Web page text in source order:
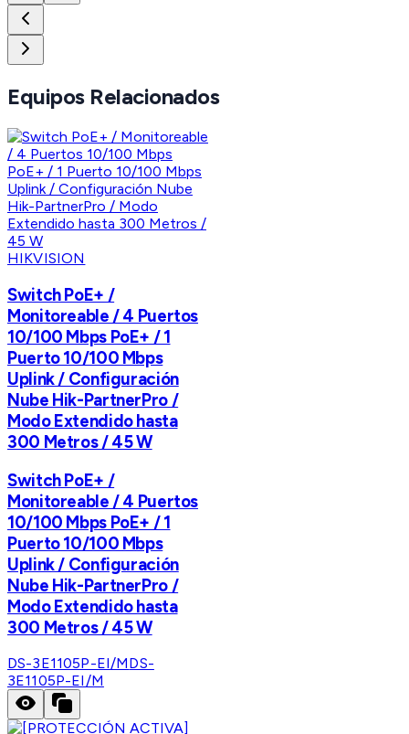
Equipos Relacionados
HIKVISION
Switch PoE+ /
Monitoreable / 4 Puertos
10/100 Mbps PoE+ / 1
Puerto 10/100 Mbps
Uplink / Configuración
Nube Hik-PartnerPro /
Modo Extendido hasta
300 Metros / 45 W
Switch PoE+ /
Monitoreable / 4 Puertos
10/100 Mbps PoE+ / 1
Puerto 10/100 Mbps
Uplink / Configuración
Nube Hik-PartnerPro /
Modo Extendido hasta
300 Metros / 45 W
DS-3E1105P-EI/MDS-
3E1105P-EI/M